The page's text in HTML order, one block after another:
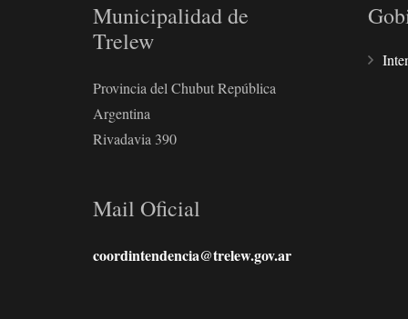
Municipalidad de
Trelew
Provincia del Chubut República
Argentina
Rivadavia 390
Mail Oficial
coordintendencia@trelew.gov.ar